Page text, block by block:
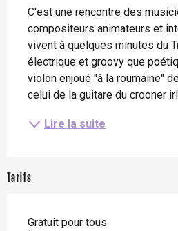
C'est une rencontre des
compositeurs animateurs et
vivent à quelques minutes du
électrique et groovy que
violon enjoué "à la roumaine"
celui de la guitare du crooner
Lire la suite
Tarifs
Gratuit pour tous